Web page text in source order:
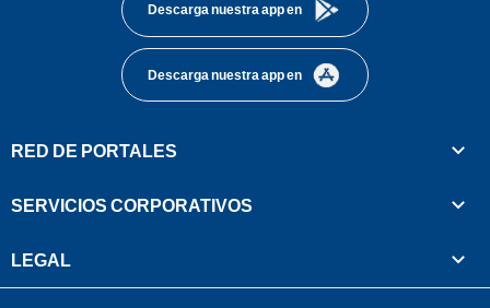
Descarga nuestra app en
Descarga nuestra app en
RED DE PORTALES
SERVICIOS CORPORATIVOS
LEGAL